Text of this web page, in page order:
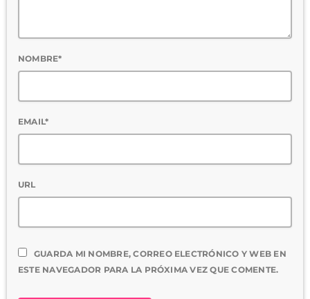
NOMBRE*
EMAIL*
URL
GUARDA MI NOMBRE, CORREO ELECTRÓNICO Y WEB EN
ESTE NAVEGADOR PARA LA PRÓXIMA VEZ QUE COMENTE.